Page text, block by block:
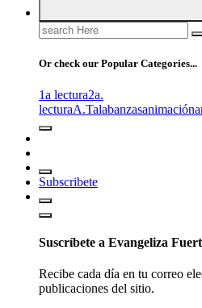
Search
for:
Or check our Popular Categories...
1a lectura2a.
lecturaA.Talabanzasanimación
Subscribete
Suscríbete a Evangeliza
Recibe cada día en tu correo
publicaciones del sitio.